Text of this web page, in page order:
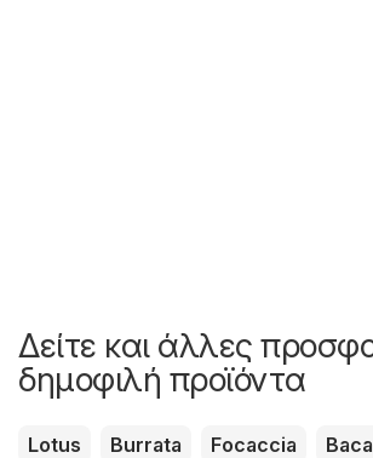
Δείτε και άλλες
δημοφιλή προϊόντα
Lotus Burrata Focaccia